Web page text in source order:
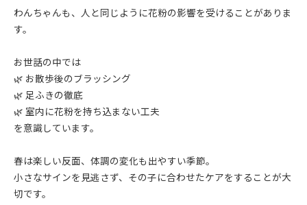
わんちゃんも、人と同じように花粉の影響を受けることがありま
す。
お世話の中では
🌿 お散歩後のブラッシング
🌿 足ふきの徹底
🌿 室内に花粉を持ち込まない工夫
を意識しています。
春は楽しい反面、体調の変化も出やすい季節。
小さなサインを見逃さず、その子に合わせたケアをすることが大
切です。